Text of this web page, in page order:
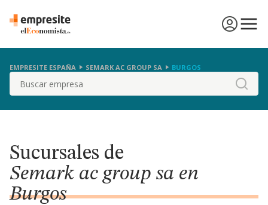
EMPRESITE ESPAÑA SEMARK AC GROUP SA BURGOS
Buscar
Sucursales de
Semark ac group sa en
Burgos